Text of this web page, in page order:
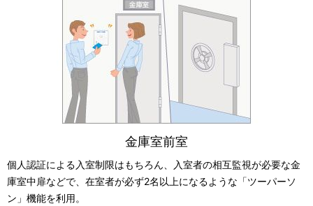
個人認証による入室制限はもちろん、入室者の相互監視が必要な金
庫室中扉などで、在室者が必ず2名以上になるような「ツーパーソ
ン」機能を利用。
金庫室前室